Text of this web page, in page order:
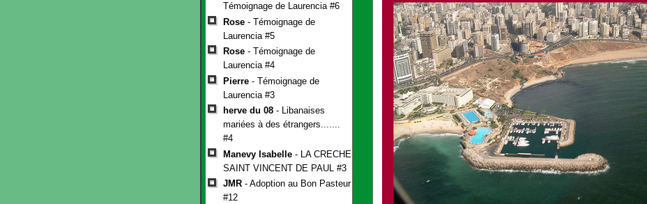
Témoignage de Laurencia #6
Rose - Témoignage de
Laurencia #5
Rose - Témoignage de
Laurencia #4
Pierre - Témoignage de
Laurencia #3
herve du 08 - Libanaises
mariées à des étrangers.......
#4
Manevy Isabelle - LA CRECHE
SAINT VINCENT DE PAUL #3
JMR - Adoption au Bon Pasteur
#12